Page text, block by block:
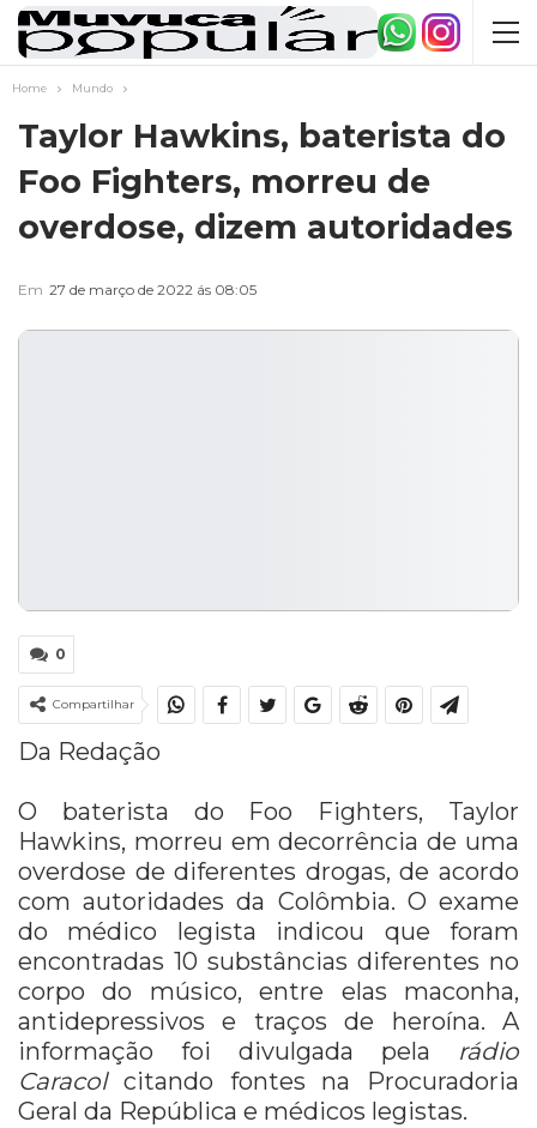
Home Mundo
Taylor Hawkins, baterista do
Foo Fighters, morreu de
overdose, dizem autoridades
Em 27 de março de 2022 ás 08:05
0
Compartilhar
Da Redação
O baterista do Foo Fighters, Taylor
Hawkins, morreu em decorrência de uma
overdose de diferentes drogas, de acordo
com autoridades da Colômbia. O exame
do médico legista indicou que foram
encontradas 10 substâncias diferentes no
corpo do músico, entre elas maconha,
antidepressivos e traços de heroína. A
informação foi divulgada pela rádio
Caracolcitando fontes na Procuradoria
Geral da República e médicos legistas.